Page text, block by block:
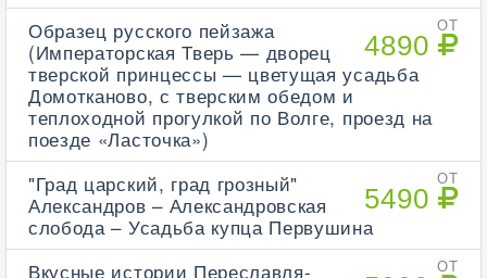
ОТ
4890
Образец русского пейзажа
(Императорская Тверь — дворец
тверской принцессы — цветущая усадьба
Домотканово, с тверским обедом и
теплоходной прогулкой по Волге, проезд на
поезде «Ласточка»)
ОТ
5490
"Град царский, град грозный"
Александров – Александровская
слобода – Усадьба купца Первушина
ОТ
Вкусные истории Переславля-